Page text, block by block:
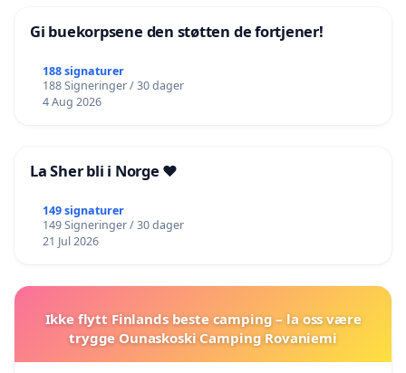
Gi buekorpsene den støtten de fortjener!
188 signaturer
188 Signeringer / 30 dager
4 Aug 2026
La Sher bli i Norge ❤️
149 signaturer
149 Signeringer / 30 dager
21 Jul 2026
Ikke flytt Finlands beste camping – la oss være
trygge Ounaskoski Camping Rovaniemi